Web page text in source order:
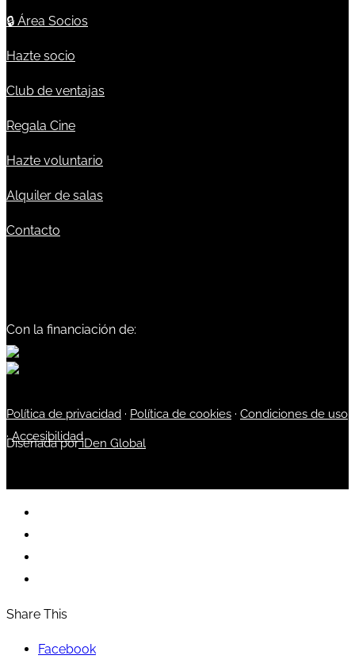
🔒 Área Socios
Hazte socio
Club de ventajas
Regala Cine
Hazte voluntario
Alquiler de salas
Contacto
Con la financiación de:
Política de privacidad · Política de cookies · Condiciones de uso
·Accesibilidad
Diseñada poriDen Global
Share This
Facebook